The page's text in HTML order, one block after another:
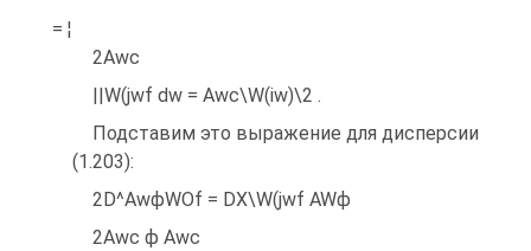
= ¦
2Awc
||W(jwf dw = Awc\W(iw)\2 .
Подставим это выражение для дисперсии
(1.203):
2D^AwфWOf = DX\W(jwf AWф
2Awc ф Awc